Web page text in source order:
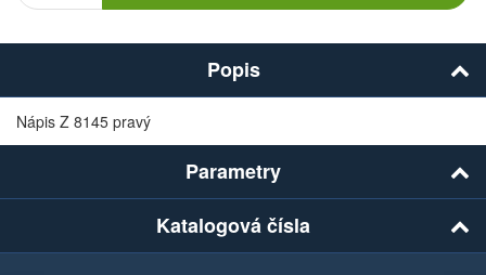
Popis
Nápis Z 8145 pravý
Parametry
Katalogová čísla